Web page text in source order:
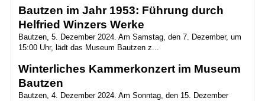
Bautzen im Jahr 1953: Führung durch
Helfried Winzers Werke
Bautzen, 5. Dezember 2024. Am Samstag, den 7. Dezember, um
15:00 Uhr, lädt das Museum Bautzen z...
Winterliches Kammerkonzert im Museum
Bautzen
Bautzen, 4. Dezember 2024. Am Sonntag, den 15. Dezember